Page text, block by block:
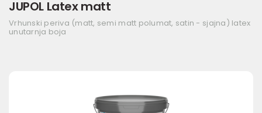
JUPOL Latex matt
Vrhunski periva (matt, semi matt polumat, satin - sjajna) latex
unutarnja boja